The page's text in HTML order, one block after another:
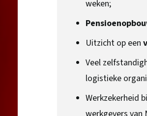
weken;
Uitzicht op een
Veel
logistieke
Werkzekerheid